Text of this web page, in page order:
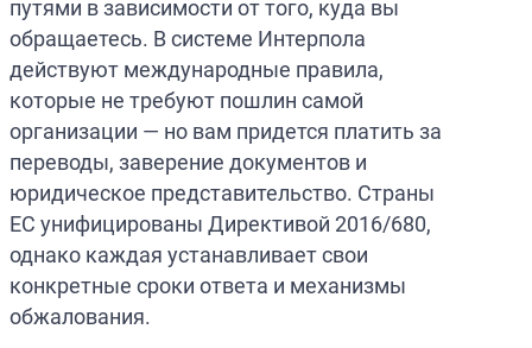
путями в зависимости от того, куда вы
обращаетесь. В системе Интерпола
действуют международные правила,
которые не требуют пошлин самой
организации — но вам придется платить за
переводы, заверение документов и
юридическое представительство. Страны
ЕС унифицированы Директивой 2016/680,
однако каждая устанавливает свои
конкретные сроки ответа и механизмы
обжалования.